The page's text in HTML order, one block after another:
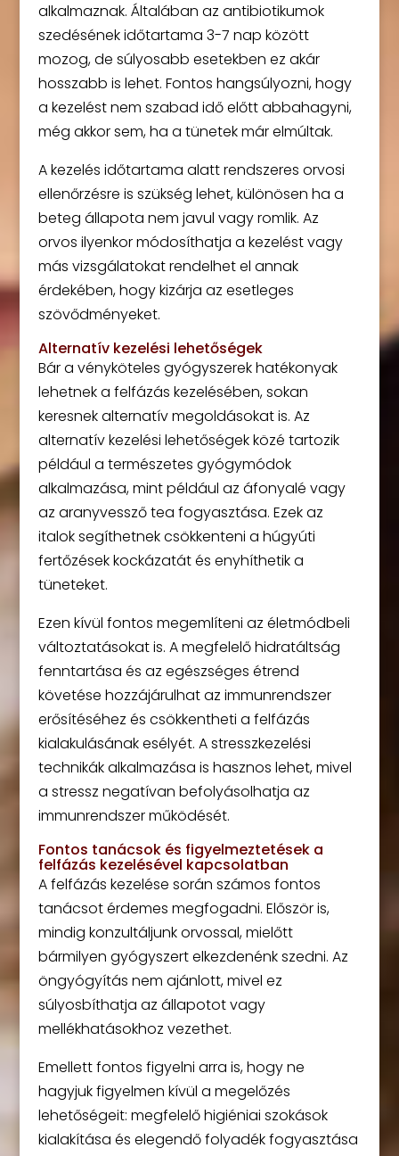
alkalmaznak. Általában az antibiotikumok
szedésének időtartama 3-7 nap között
mozog, de súlyosabb esetekben ez akár
hosszabb is lehet. Fontos hangsúlyozni, hogy
a kezelést nem szabad idő előtt abbahagyni,
még akkor sem, ha a tünetek már elmúltak.
A kezelés időtartama alatt rendszeres orvosi
ellenőrzésre is szükség lehet, különösen ha a
beteg állapota nem javul vagy romlik. Az
orvos ilyenkor módosíthatja a kezelést vagy
más vizsgálatokat rendelhet el annak
érdekében, hogy kizárja az esetleges
szövődményeket.
Alternatív kezelési lehetőségek
Bár a vényköteles gyógyszerek hatékonyak
lehetnek a felfázás kezelésében, sokan
keresnek alternatív megoldásokat is. Az
alternatív kezelési lehetőségek közé tartozik
például a természetes gyógymódok
alkalmazása, mint például az áfonyalé vagy
az aranyvessző tea fogyasztása. Ezek az
italok segíthetnek csökkenteni a húgyúti
fertőzések kockázatát és enyhíthetik a
tüneteket.
Ezen kívül fontos megemlíteni az életmódbeli
változtatásokat is. A megfelelő hidratáltság
fenntartása és az egészséges étrend
követése hozzájárulhat az immunrendszer
erősítéséhez és csökkentheti a felfázás
kialakulásának esélyét. A stresszkezelési
technikák alkalmazása is hasznos lehet, mivel
a stressz negatívan befolyásolhatja az
immunrendszer működését.
Fontos tanácsok és figyelmeztetések a
felfázás kezelésével kapcsolatban
A felfázás kezelése során számos fontos
tanácsot érdemes megfogadni. Először is,
mindig konzultáljunk orvossal, mielőtt
bármilyen gyógyszert elkezdenénk szedni. Az
öngyógyítás nem ajánlott, mivel ez
súlyosbíthatja az állapotot vagy
mellékhatásokhoz vezethet.
Emellett fontos figyelni arra is, hogy ne
hagyjuk figyelmen kívül a megelőzés
lehetőségeit: megfelelő higiéniai szokások
kialakítása és elegendő folyadék fogyasztása